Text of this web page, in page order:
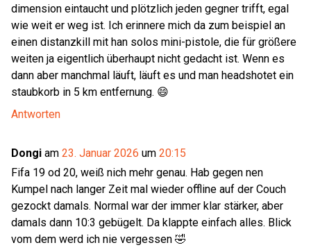
dimension eintaucht und plötzlich jeden gegner trifft, egal
wie weit er weg ist. Ich erinnere mich da zum beispiel an
einen distanzkill mit han solos mini-pistole, die für größere
weiten ja eigentlich überhaupt nicht gedacht ist. Wenn es
dann aber manchmal läuft, läuft es und man headshotet ein
staubkorb in 5 km entfernung. 😄
Antworten
Dongi am 23. Januar 2026 um 20:15
Fifa 19 od 20, weiß nich mehr genau. Hab gegen nen
Kumpel nach langer Zeit mal wieder offline auf der Couch
gezockt damals. Normal war der immer klar stärker, aber
damals dann 10:3 gebügelt. Da klappte einfach alles. Blick
vom dem werd ich nie vergessen 🤣